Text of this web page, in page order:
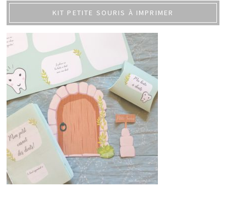
KIT PETITE SOURIS À IMPRIMER